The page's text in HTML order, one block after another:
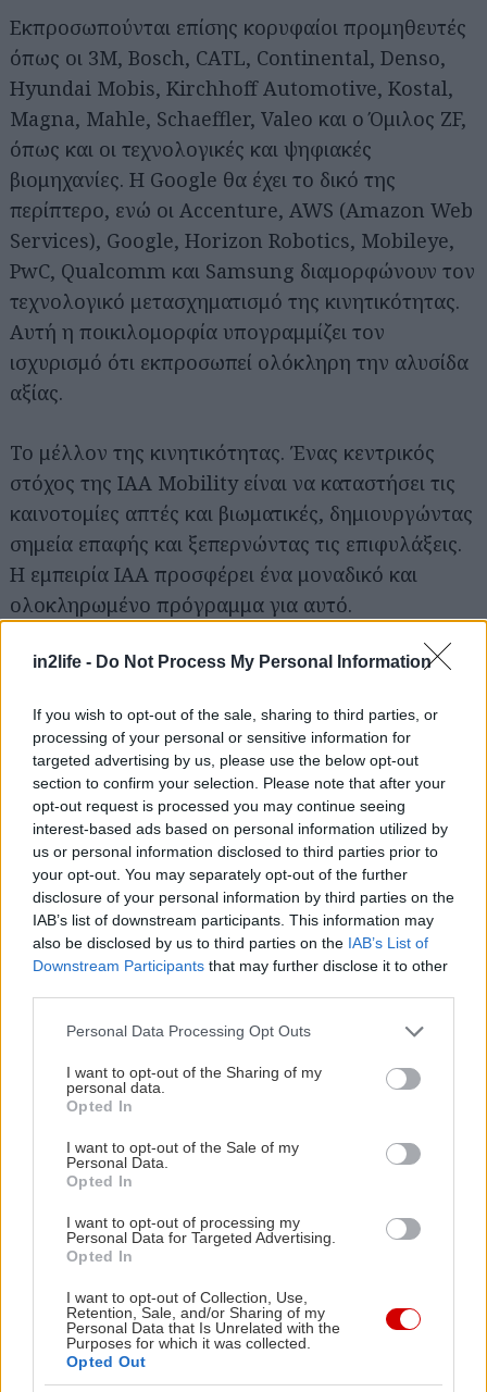
in2life - Do Not Process My Personal Information
If you wish to opt-out of the sale, sharing to third parties, or
processing of your personal or sensitive information for
targeted advertising by us, please use the below opt-out
section to confirm your selection. Please note that after your
opt-out request is processed you may continue seeing
interest-based ads based on personal information utilized by
us or personal information disclosed to third parties prior to
your opt-out. You may separately opt-out of the further
disclosure of your personal information by third parties on the
IAB’s list of downstream participants. This information may
also be disclosed by us to third parties on the IAB’s List of
Downstream Participants that may further disclose it to other
Please note that this website/app uses one or more Google
not limited to your visit or usage behaviour. You may click to
grant or deny consent to Google and its third-party tags to
use your data for below specified purposes in below Google
consent section.
Personal Data Processing Opt Outs
I want to opt-out of the Sharing of my
personal data.
Opted In
I want to opt-out of the Sale of my
Personal Data.
Opted In
I want to opt-out of processing my
Personal Data for Targeted Advertising.
Opted In
I want to opt-out of Collection, Use,
Retention, Sale, and/or Sharing of my
Personal Data that Is Unrelated with the
Purposes for which it was collected.
Opted Out
Εκπροσωπούνται επίσης κορυφαίοι προμηθευτές
όπως οι 3M, Bosch, CATL, Continental, Denso,
Hyundai Mobis, Kirchhoff Automotive, Kostal,
Magna, Mahle, Schaeffler, Valeo και ο Όμιλος ZF,
όπως και οι τεχνολογικές και ψηφιακές
βιομηχανίες. Η Google θα έχει το δικό της
περίπτερο, ενώ οι Accenture, AWS (Amazon Web
Services), Google, Horizon Robotics, Mobileye,
PwC, Qualcomm και Samsung διαμορφώνουν τον
τεχνολογικό μετασχηματισμό της κινητικότητας.
Αυτή η ποικιλομορφία υπογραμμίζει τον
ισχυρισμό ότι εκπροσωπεί ολόκληρη την αλυσίδα
αξίας.
Το μέλλον της κινητικότητας. Ένας κεντρικός
στόχος της IAA Mobility είναι να καταστήσει τις
καινοτομίες απτές και βιωματικές, δημιουργώντας
σημεία επαφής και ξεπερνώντας τις επιφυλάξεις.
Η εμπειρία IAA προσφέρει ένα μοναδικό και
ολοκληρωμένο πρόγραμμα για αυτό.
Δοκιμαστικές οδηγήσεις. Η ζήτηση για
επεκτάθηκε η χωρητικότητα. Συνολικά 229
οχήματα από 22 εκθέτες θα είναι διαθέσιμα,
αύξηση άνω του 26% σε σύγκριση με το 2023.
Στον ανοιχτό χώρο, μπορούν να δοκιμαστούν
μοντέλα από μάρκες όπως Audi, BYD, Chery,
Ford, Hyundai, KIA, Mercedes-Benz, Polestar,
Porsche και VW.
Αυτόνομη οδήγηση
Στη νέα περιοχή ADAS & τηλεματικής, εκθέτες
Technologies, Magna και Mobileye θα επιδείξουν
τα πιο σύγχρονα συστήματα υποβοήθησης στην
εμπειρία των επιβατών. Ένα ειδικό έργο είναι η
«δοκιμασία οδήγησης για αυτοματοποιημένα
δοκιμάσουν τα συμμετέχοντα συστήματα σε μια
καθορισμένη διαδρομή. Επιπλέον, η Autobahn
GmbH σχεδιάζει μια περιοχή λειτουργίας για
αυτόνομη οδήγηση Επιπέδου 3 και 4 στον A94, με
τη συμμετοχή της Mercedes-Benz και της
Αναζήτηση
για...